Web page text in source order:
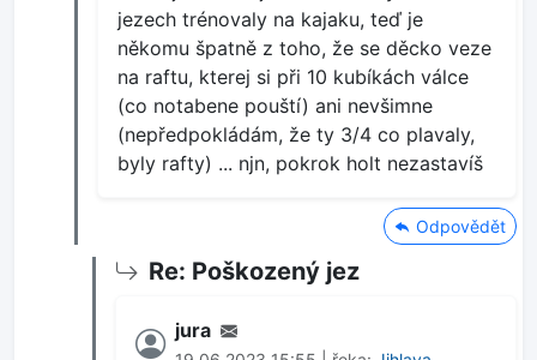
jezech trénovaly na kajaku, teď je
někomu špatně z toho, že se děcko veze
na raftu, kterej si při 10 kubíkách válce
(co notabene pouští) ani nevšimne
(nepředpokládám, že ty 3/4 co plavaly,
byly rafty) ... njn, pokrok holt nezastavíš
Odpovědět
Re: Poškozený jez
jura